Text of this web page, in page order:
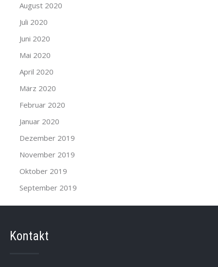
August 2020
Juli 2020
Juni 2020
Mai 2020
April 2020
März 2020
Februar 2020
Januar 2020
Dezember 2019
November 2019
Oktober 2019
September 2019
Kontakt